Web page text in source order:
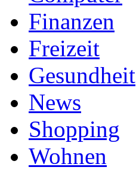
Finanzen
Freizeit
Gesundheit
News
Shopping
Wohnen